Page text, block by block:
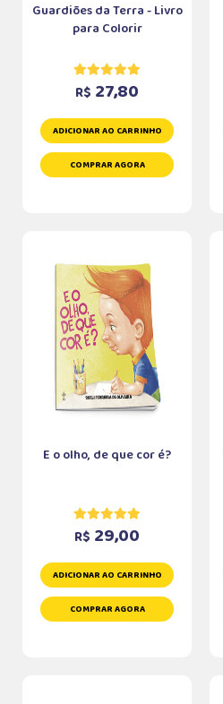
Guardiões da Terra - Livro
para Colorir
R$ 27,80
ADICIONAR AO CARRINHO
COMPRAR AGORA
E o olho, de que cor é?
R$ 29,00
ADICIONAR AO CARRINHO
COMPRAR AGORA